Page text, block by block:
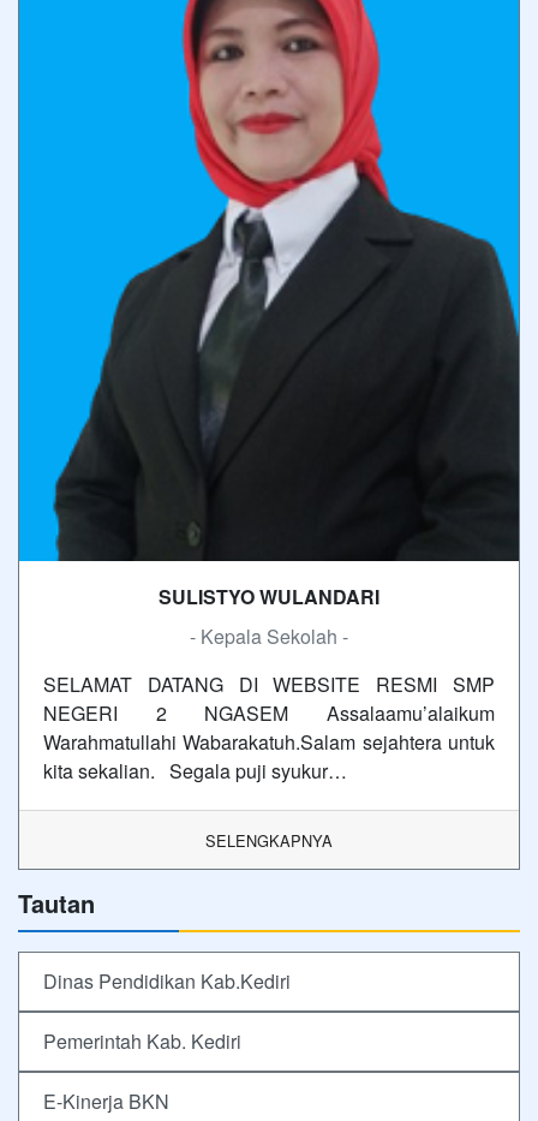
SULISTYO WULANDARI
- Kepala Sekolah -
SELAMAT DATANG DI WEBSITE RESMI SMP
NEGERI 2 NGASEM Assalaamu’alaikum
Warahmatullahi Wabarakatuh.Salam sejahtera untuk
kita sekalian. Segala puji syukur…
SELENGKAPNYA
Tautan
Dinas Pendidikan Kab.Kediri
Pemerintah Kab. Kediri
E-Kinerja BKN